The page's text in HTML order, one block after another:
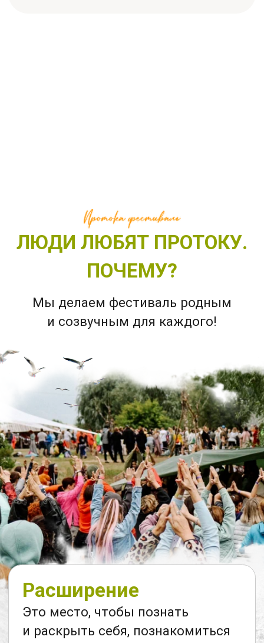
Это возможность в прямом
контакте с реальностью
с друзьями
и единомышленниками
Семья
Это прекрасная возможность
усилить семейные ценности